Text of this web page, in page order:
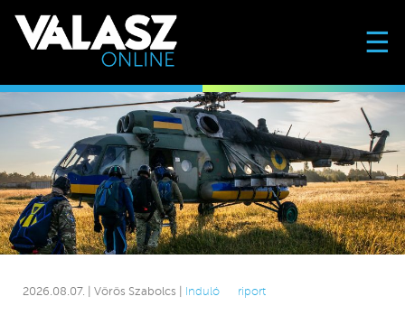
☰
2026.08.07. | Vörös Szabolcs | Induló riport